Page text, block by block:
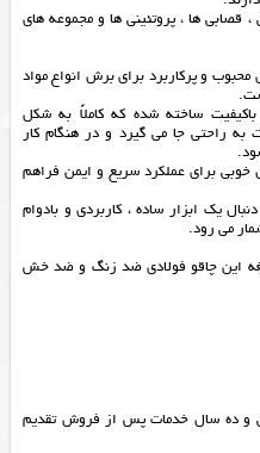
قصابی ها ، پروتئینی ها و مجموعه های
و پرکاربرد برای برش انواع مواد
ساخته شده که کاملاً به شکل
راحتی جا می گیرد و در هنگام کار
خوبی برای عملکرد سریع و ایمن فراهم
یک ابزار ساده ، کاربردی و بادوام
می رود.
این چاقو فولادی ضد زنگ و ضد خش
و ده سال خدمات پس از فروش تقدیم